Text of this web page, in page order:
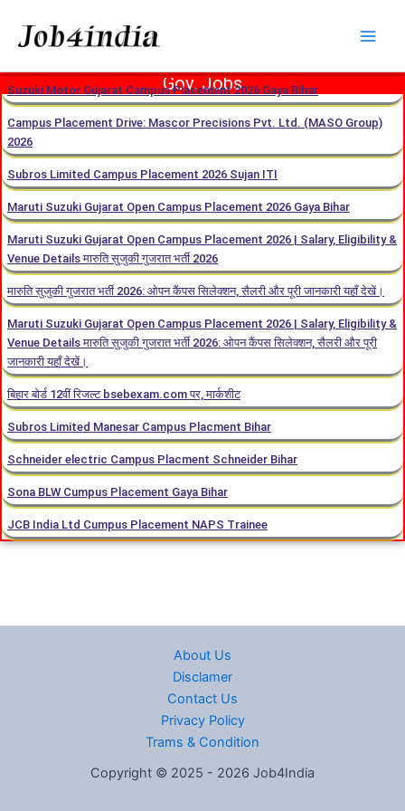
Gov. Jobs
Suzuki Motor Gujarat Campus Placement 2026 Gaya Bihar
Campus Placement Drive: Mascor Precisions Pvt. Ltd. (MASO Group)
2026
Subros Limited Campus Placement 2026 Sujan ITI
​Maruti Suzuki Gujarat Open Campus Placement 2026 Gaya Bihar
​Maruti Suzuki Gujarat Open Campus Placement 2026 | Salary, Eligibility &
Venue Details ​मारुति सुजुकी गुजरात भर्ती 2026
मारुति सुजुकी गुजरात भर्ती 2026: ओपन कैंपस सिलेक्शन, सैलरी और पूरी जानकारी यहाँ देखें।
​Maruti Suzuki Gujarat Open Campus Placement 2026 | Salary, Eligibility &
Venue Details ​मारुति सुजुकी गुजरात भर्ती 2026: ओपन कैंपस सिलेक्शन, सैलरी और पूरी
जानकारी यहाँ देखें।
बिहार बोर्ड 12वीं रिजल्ट bsebexam.com पर, मार्कशीट
Subros Limited Manesar Campus Placment Bihar
Schneider electric Campus Placment Schneider Bihar
Sona BLW Cumpus Placement Gaya Bihar
JCB India Ltd Cumpus Placement NAPS Trainee
About Us
Disclamer
Contact Us
Privacy Policy
Trams & Condition
Copyright © 2025 - 2026 Job4India